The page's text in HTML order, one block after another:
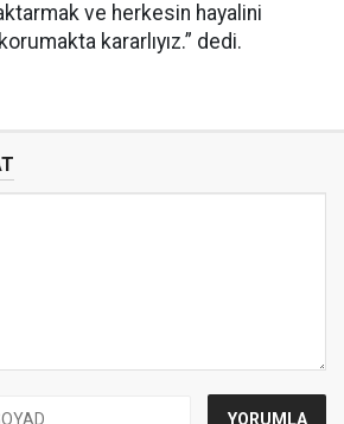
ve herkesin hayalini
kararlıyız.” dedi.